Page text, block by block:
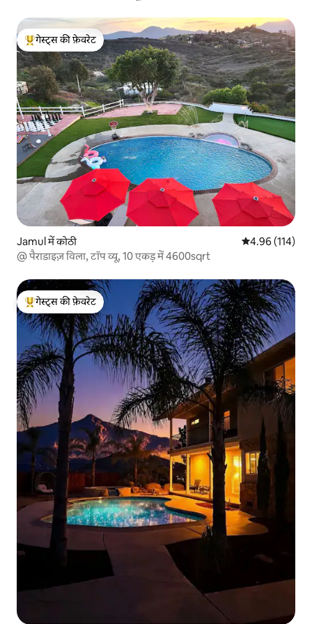
गेस्ट्स का टॉप फ़ेवरेट
गेस्ट्स की फ़ेवरेट
Jamul में कोठी औसत रेटिंग 5 में से
4.96 (114)
@ पैराडाइज़ विला, टॉप व्यू, 10 एकड़ में 4600sqrt
गेस्ट्स का टॉप फ़ेवरेट
गेस्ट्स की फ़ेवरेट